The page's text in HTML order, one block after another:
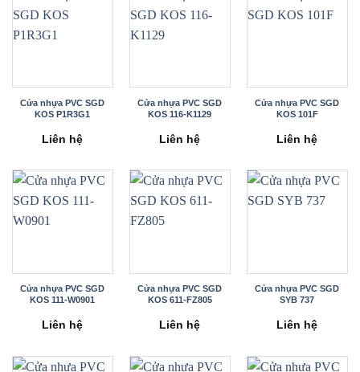
Cửa nhựa PVC SGD
KOS P1R3G1
Liên hệ
Cửa nhựa PVC SGD
KOS 116-K1129
Liên hệ
Cửa nhựa PVC SGD
KOS 101F
Liên hệ
Cửa nhựa PVC SGD
KOS 111-W0901
Liên hệ
Cửa nhựa PVC SGD
KOS 611-FZ805
Liên hệ
Cửa nhựa PVC SGD
SYB 737
Liên hệ